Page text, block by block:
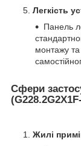
Легкість
Панель
монтажу
Сфери
Жилі